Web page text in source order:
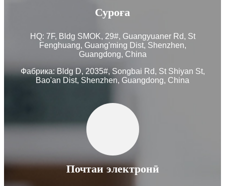
Суроға
HQ: 7F, Bldg SMOK, 29#, Guangyuaner Rd, St
Fenghuang, Guang'ming Dist, Shenzhen,
Guangdong, China
Фабрика: Bldg D, 2035#, Songbai Rd, St Shiyan St,
Bao'an Dist, Shenzhen, Guangdong, China
Почтаи электронӣ